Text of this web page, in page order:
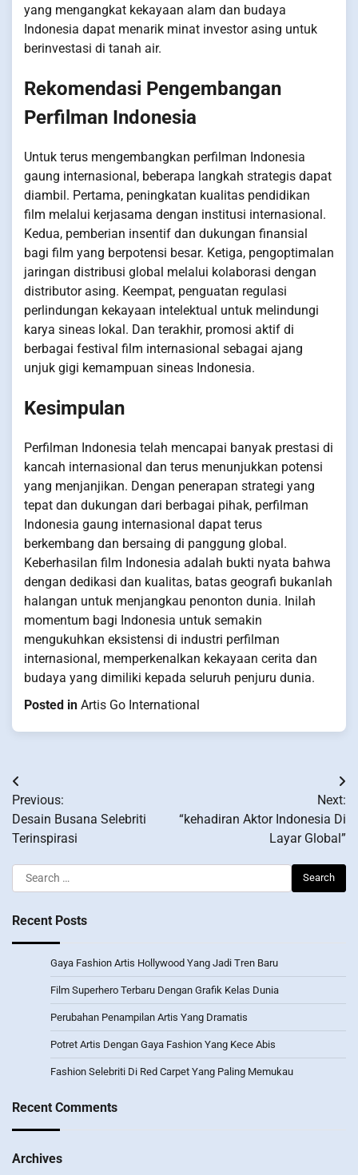
yang mengangkat kekayaan alam dan budaya
Indonesia dapat menarik minat investor asing untuk
berinvestasi di tanah air.
Rekomendasi Pengembangan
Perfilman Indonesia
Untuk terus mengembangkan perfilman Indonesia
gaung internasional, beberapa langkah strategis dapat
diambil. Pertama, peningkatan kualitas pendidikan
film melalui kerjasama dengan institusi internasional.
Kedua, pemberian insentif dan dukungan finansial
bagi film yang berpotensi besar. Ketiga, pengoptimalan
jaringan distribusi global melalui kolaborasi dengan
distributor asing. Keempat, penguatan regulasi
perlindungan kekayaan intelektual untuk melindungi
karya sineas lokal. Dan terakhir, promosi aktif di
berbagai festival film internasional sebagai ajang
unjuk gigi kemampuan sineas Indonesia.
Kesimpulan
Perfilman Indonesia telah mencapai banyak prestasi di
kancah internasional dan terus menunjukkan potensi
yang menjanjikan. Dengan penerapan strategi yang
tepat dan dukungan dari berbagai pihak, perfilman
Indonesia gaung internasional dapat terus
berkembang dan bersaing di panggung global.
Keberhasilan film Indonesia adalah bukti nyata bahwa
dengan dedikasi dan kualitas, batas geografi bukanlah
halangan untuk menjangkau penonton dunia. Inilah
momentum bagi Indonesia untuk semakin
mengukuhkan eksistensi di industri perfilman
internasional, memperkenalkan kekayaan cerita dan
budaya yang dimiliki kepada seluruh penjuru dunia.
Posted in Artis Go International
Post
navigation
Previous:
Desain Busana Selebriti
Terinspirasi
Next:
“kehadiran Aktor Indonesia Di
Layar Global”
Search
for:
Recent Posts
Gaya Fashion Artis Hollywood Yang Jadi Tren Baru
Film Superhero Terbaru Dengan Grafik Kelas Dunia
Perubahan Penampilan Artis Yang Dramatis
Potret Artis Dengan Gaya Fashion Yang Kece Abis
Fashion Selebriti Di Red Carpet Yang Paling Memukau
Recent Comments
Archives